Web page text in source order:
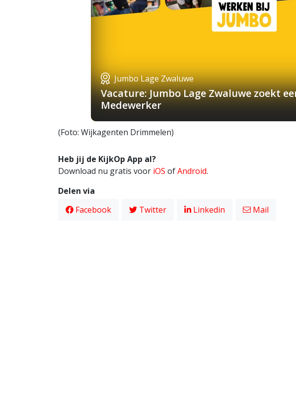
Jumbo Lage Zwaluwe
Vacature: Jumbo Lage Zwaluwe zoekt
Medewerker
(Foto: Wijkagenten Drimmelen)
Heb jij de KijkOp App al?
Download nu gratis voor iOS ofAndroid.
Delen via
Facebook
Twitter Linkedin Mail